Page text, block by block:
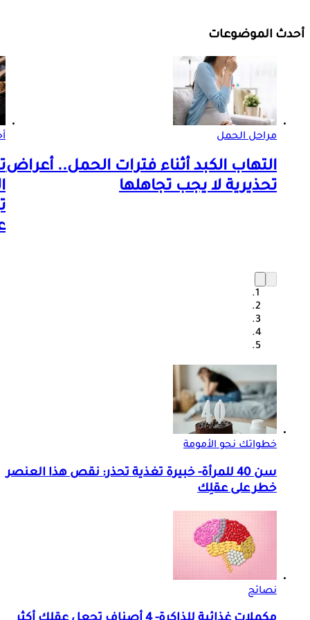
أحدث الموضوعات
مراحل الحمل
التهاب الكبد أثناء فترات الحمل.. أعراض
تحذيرية لا يجب تجاهلها
خطواتك نحو الأمومة
سن 40 للمرأة- خبيرة تغذية تحذر: نقص هذا العنصر
خطر على عقلِك
نصائح